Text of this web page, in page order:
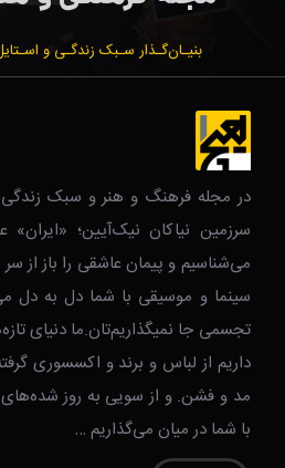
بنیـان‌گـذار سـبک زندگـی و
در مجله فرهنگ و هنر و سبک
سرزمین نیاکان نیک‌‌‌آیین؛ «ایران»
می‌شناسیم و پیمان عاشقی را باز از
سینما و موسیقی با شما دل به دل
تجسمی جا نمیگذاریم‌تان.ما دنیای
داریم از لباس و برند و اکسسوری
مد و فشن. و از سویی به روز
با شما در میان می‌گذاریم …